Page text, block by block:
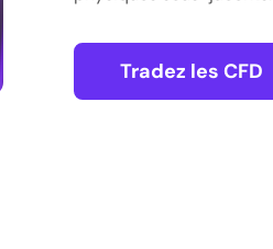
Tradez les CFD